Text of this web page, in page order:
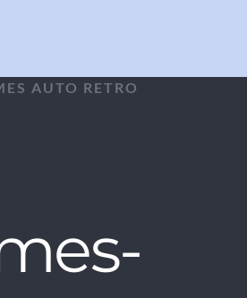
AUTO RETRO